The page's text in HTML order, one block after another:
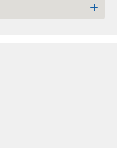
extern webbplats,
webbplats,
extern webbplats,